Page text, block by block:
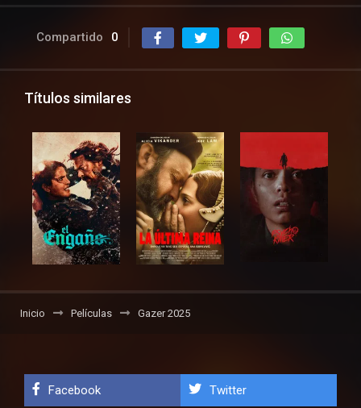
Compartido 0
Títulos similares
Inicio Películas Gazer 2025
Facebook Twitter